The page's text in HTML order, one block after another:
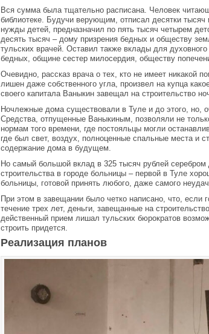
Вся сумма была тщательно расписана. Человек
библиотеке. Будучи верующим, отписал десятки
нужды детей, предназначил по пять тысяч четырем
десять тысяч – дому призрения бедных и обществу
тульских врачей. Оставил также вклады для
бедных, общине сестер милосердия, обществу
Очевидно, рассказ врача о тех, кто не имеет никакой
лишен даже собственного угла, произвел на купца
своего капитала Ваныкин завещал на строительство
Ночлежные дома существовали в Туле и до этого, но,
Средства, отпущенные Ваныкиным, позволяли не
нормам того времени, где постояльцы могли
где был свет, воздух, полноценные спальные места и
содержание дома в будущем.
Но самый большой вклад в 325 тысяч рублей
строительства в городе больницы – первой в Туле
больницы, готовой принять любого, даже самого
При этом в завещании было четко написано, что, если
течение трех лет, деньги, завещанные на
действенный прием лишал тульских бюрократов
строить придется.
Реализация планов